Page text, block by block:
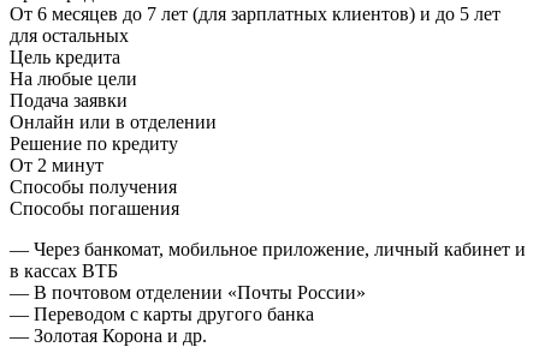
От 6 месяцев до 7 лет (для зарплатных клиентов) и до 5 лет
для остальных
Цель кредита
На любые цели
Подача заявки
Онлайн или в отделении
Решение по кредиту
От 2 минут
Способы получения
Способы погашения
— Через банкомат, мобильное приложение, личный кабинет и
в кассах ВТБ
— В почтовом отделении «Почты России»
— Переводом с карты другого банка
— Золотая Корона и др.